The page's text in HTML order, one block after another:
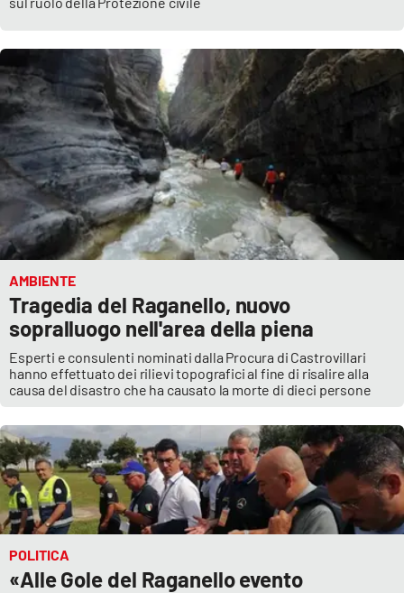
AMBIENTE
Tragedia del Raganello, nuovo
sopralluogo nell'area della piena
Esperti e consulenti nominati dalla Procura di Castrovillari
hanno effettuato dei rilievi topografici al fine di risalire alla
causa del disastro che ha causato la morte di dieci persone
POLITICA
«Alle Gole del Raganello evento